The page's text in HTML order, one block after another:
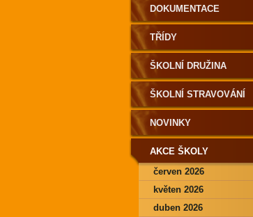
DOKUMENTACE
TŘÍDY
ŠKOLNÍ DRUŽINA
ŠKOLNÍ STRAVOVÁNÍ
NOVINKY
AKCE ŠKOLY
červen 2026
květen 2026
duben 2026